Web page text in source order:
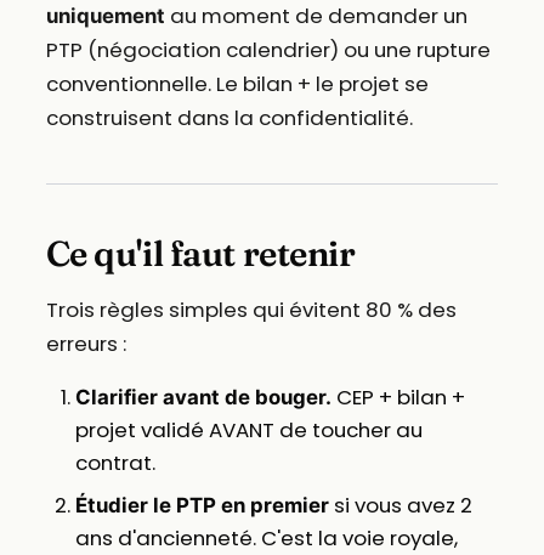
uniquement au moment de demander un
PTP (négociation calendrier) ou une rupture
conventionnelle. Le bilan + le projet se
construisent dans la confidentialité.
Ce qu'il faut retenir
Trois règles simples qui évitent 80 % des
erreurs :
Clarifier avant de bouger. CEP + bilan +
projet validé AVANT de toucher au
contrat.
Étudier le PTP en premiersi vous avez 2
ans d'ancienneté. C'est la voie royale,